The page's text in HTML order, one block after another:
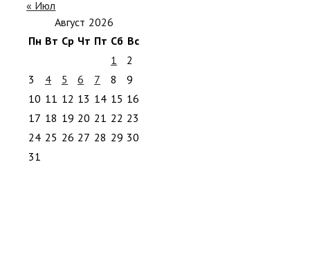
« Июл
Август 2026
Пн Вт Ср Чт Пт Сб Вс
1
2
3
4 5 6 7 8
9
10 11 12 13 14 15 16
17 18 19 20 21 22 23
24 25 26 27 28 29 30
31